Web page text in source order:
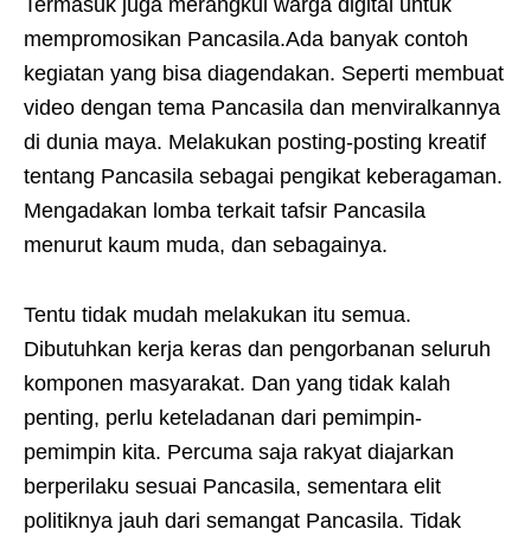
Termasuk juga merangkul warga digital untuk
mempromosikan Pancasila.Ada banyak contoh
kegiatan yang bisa diagendakan. Seperti membuat
video dengan tema Pancasila dan menviralkannya
di dunia maya. Melakukan posting-posting kreatif
tentang Pancasila sebagai pengikat keberagaman.
Mengadakan lomba terkait tafsir Pancasila
menurut kaum muda, dan sebagainya.
Tentu tidak mudah melakukan itu semua.
Dibutuhkan kerja keras dan pengorbanan seluruh
komponen masyarakat. Dan yang tidak kalah
penting, perlu keteladanan dari pemimpin-
pemimpin kita. Percuma saja rakyat diajarkan
berperilaku sesuai Pancasila, sementara elit
politiknya jauh dari semangat Pancasila. Tidak